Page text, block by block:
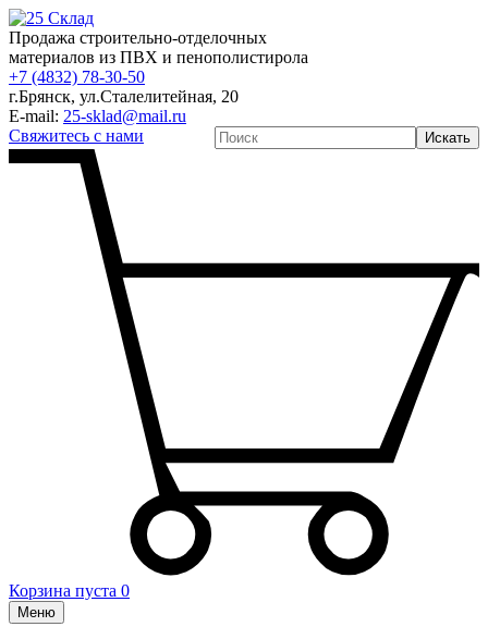
Продажа строительно-отделочных
материалов из ПВХ и пенополистирола
+7 (4832) 78-30-50
г.Брянск, ул.Сталелитейная, 20
E-mail: 25-sklad@mail.ru
Свяжитесь с нами
Искать
Корзина пуста 0
Меню